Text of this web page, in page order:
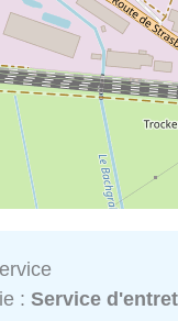
:Service